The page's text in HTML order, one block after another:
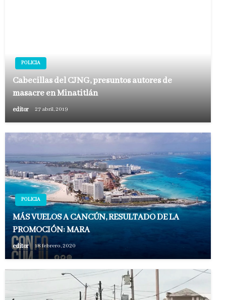
POLICIA
Cabecillas del CJNG, presuntos autores de
masacre en Minatitlán
editor 27 abril, 2019
POLICIA
MÁS VUELOS A CANCÚN, RESULTADO DE LA
PROMOCIÓN: MARA
editor 18 febrero, 2020